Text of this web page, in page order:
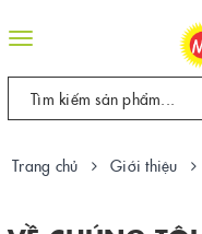
Toggle
Trang chủ Giới thiệu